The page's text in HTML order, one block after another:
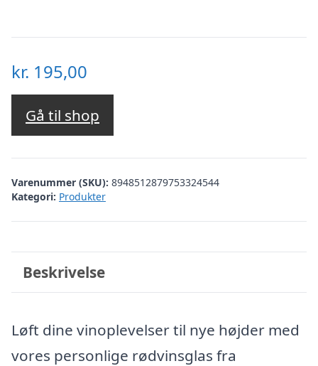
kr. 195,00
Gå til shop
Varenummer (SKU): 8948512879753324544
Kategori: Produkter
Beskrivelse
Løft dine vinoplevelser til nye højder med
vores personlige rødvinsglas fra